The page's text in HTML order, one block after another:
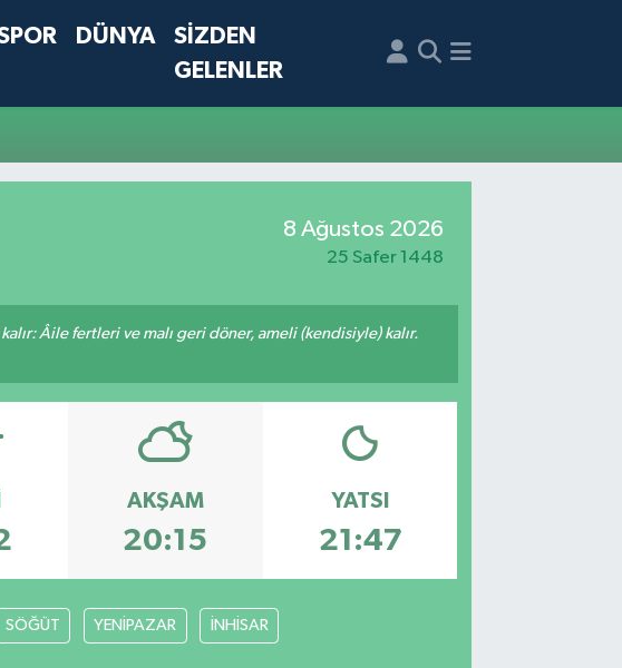
DÜNYA
SİZDEN
GELENLER
8 Ağustos 2026
25 Safer 1448
Âile fertleri ve malı geri döner, ameli (kendisiyle) kalır.
AKŞAM
20:15
YATSI
21:47
SÖĞÜT YENİPAZAR İNHİSAR